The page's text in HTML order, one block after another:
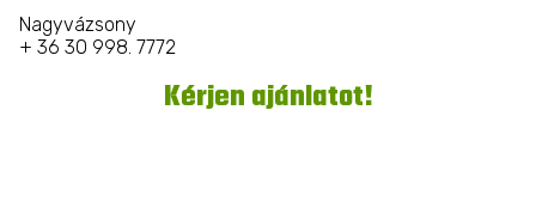
Nagyvázsony
+ 36 30 998. 7772
Kérjen ajánlatot!